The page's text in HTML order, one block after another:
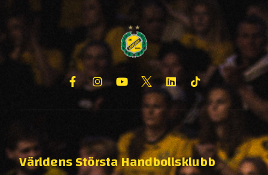
Världens Största Handbollsklubb